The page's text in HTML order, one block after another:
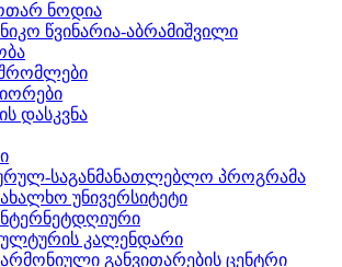
ნოდია
წვინარია-აბრამიშვილი
დასკვნა
საგანმანათლებლო პროგრამა
უნივერსიტეტი
კალენდარი
განვითარების ცენტრი